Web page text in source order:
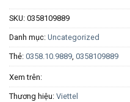
SKU: 0358109889
Danh mục: Uncategorized
Thẻ: 0358.10.9889 0358109889
Xem trên:
Thương hiệu: Viettel